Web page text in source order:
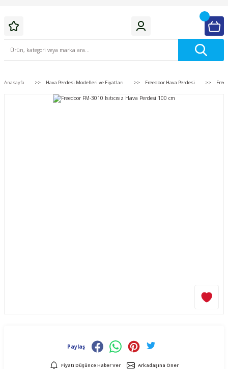
Anasayfa Hava Perdesi Modelleri ve Fiyatları Freedoor Hava Perdesi
Paylaş
Fiyatı Düşünce Haber Ver Arkadaşına Öner